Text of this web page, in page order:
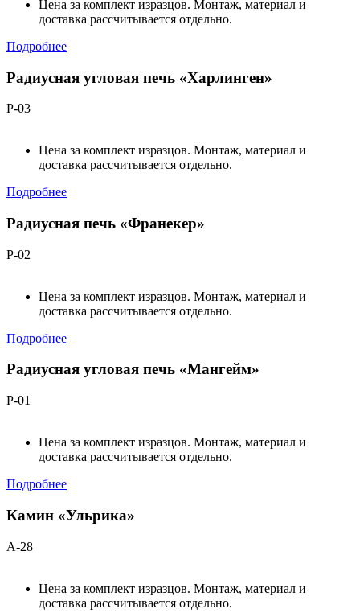
Цена за комплект изразцов. Монтаж, материал и
доставка рассчитывается отдельно.
Подробнее
Радиусная угловая печь «Харлинген»
Р-03
Цена за комплект изразцов. Монтаж, материал и
доставка рассчитывается отдельно.
Подробнее
Радиусная печь «Франекер»
Р-02
Цена за комплект изразцов. Монтаж, материал и
доставка рассчитывается отдельно.
Подробнее
Радиусная угловая печь «Мангейм»
Р-01
Цена за комплект изразцов. Монтаж, материал и
доставка рассчитывается отдельно.
Подробнее
Камин «Ульрика»
А-28
Цена за комплект изразцов. Монтаж, материал и
доставка рассчитывается отдельно.